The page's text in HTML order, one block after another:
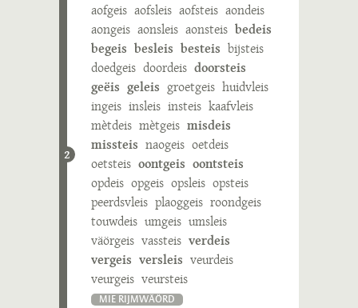
2
aofgeis aofsleis aofsteis aondeis
aongeis aonsleis aonsteis bedeis
begeis besleis besteis bijsteis
doedgeis doordeis doorsteis
geëis geleis groetgeis huidvleis
ingeis insleis insteis kaafvleis
mètdeis mètgeis misdeis
missteis naogeis oetdeis
oetsteis oontgeis oontsteis
opdeis opgeis opsleis opsteis
peerdsvleis plaoggeis roondgeis
touwdeis umgeis umsleis
väörgeis vassteis verdeis
vergeis versleis veurdeis
veurgeis veursteis
MIE RIJMWÄÖRD